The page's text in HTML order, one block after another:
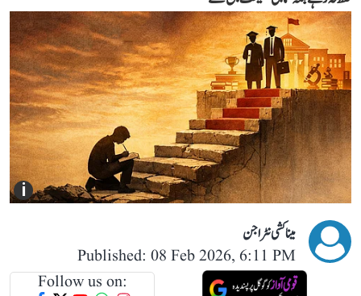
i
میناکشی نٹراجن
Published: 08 Feb 2026, 6:11 PM
Follow us on: